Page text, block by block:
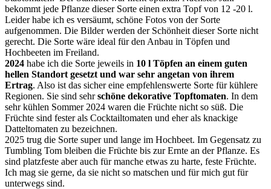
bekommt jede Pflanze dieser Sorte einen extra Topf von 12 -20 l.
Leider habe ich es versäumt, schöne Fotos von der Sorte
aufgenommen. Die Bilder werden der Schönheit dieser Sorte nicht
gerecht. Die Sorte wäre ideal für den Anbau in Töpfen und
Hochbeeten im Freiland.
2024 habe ich die Sorte jeweils in 10 l Töpfen an einem guten
hellen Standort gesetzt und war sehr angetan von ihrem
Ertrag. Also ist das sicher eine empfehlenswerte Sorte für kühlere
Regionen. Sie sind sehrschöne dekorative Topftomaten. In dem
sehr kühlen Sommer 2024 waren die Früchte nicht so süß. Die
Früchte sind fester als Cocktailtomaten und eher als knackige
Datteltomaten zu bezeichnen.
2025 trug die Sorte super und lange im Hochbeet. Im Gegensatz zu
Tumbling Tom bleiben die Früchte bis zur Ernte an der Pflanze. Es
sind platzfeste aber auch für manche etwas zu harte, feste Früchte.
Ich mag sie gerne, da sie nicht so matschen und für mich gut für
unterwegs sind.